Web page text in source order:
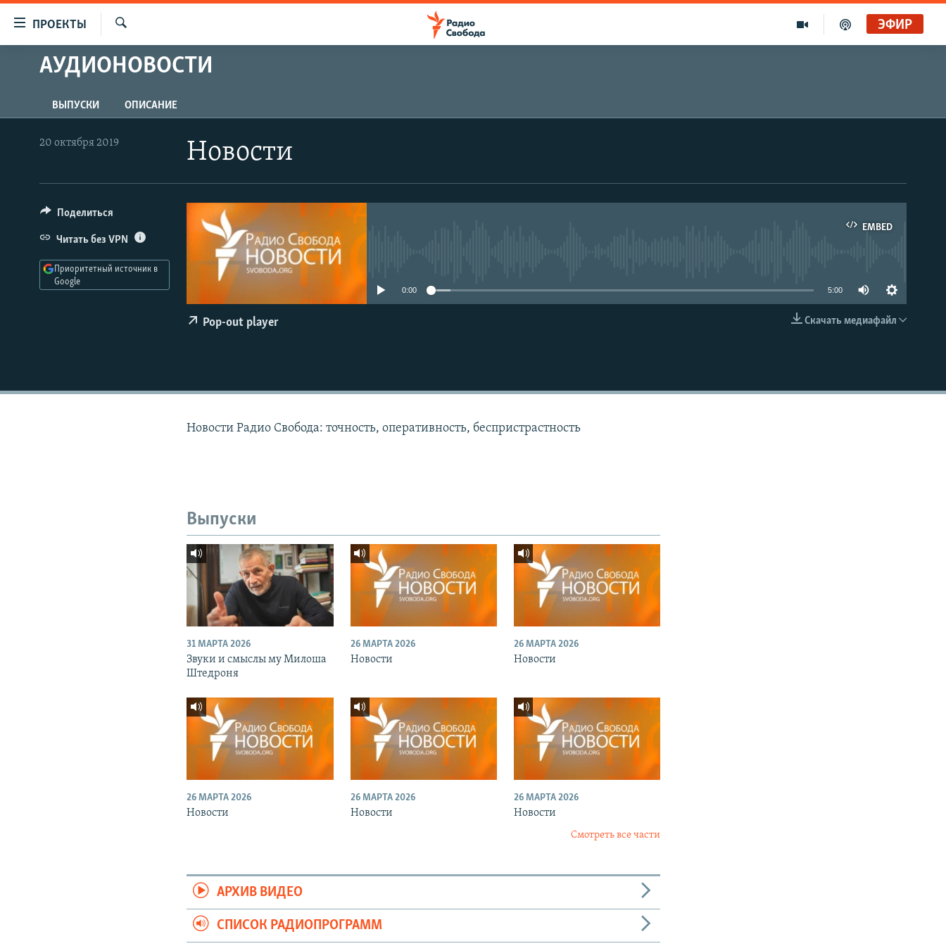
упрощенного
доступа
Вернуться
к
основному
главной
Вернутся
ПРОЕКТЫ
ПРОГРАММЫ
АВТОРСКИЕ ПРОЕКТЫ
ЦИТАТЫ СВОБОДЫ
IDEL.РЕАЛИИ
КАВКАЗ.РЕАЛИИ
СЕВЕР.РЕАЛИИ
СИБИРЬ.РЕАЛИИ
ЭФИР
АУДИОНОВОСТИ
ВЫПУСКИ ОПИСАНИЕ
Новости
20 октября 2019
EMBED
EMBED
0:00 5:00
Скачать медиафайл
Pop-out player
Поделиться
Читать без VPN
Приоритетный источник в
Google
Новости Радио Свобода: точность, оперативность, беспристрастность
Выпуски
31 МАРТА 2026
Звуки и смыслы му Милоша
Штедроня
26 МАРТА 2026
Новости
26 МАРТА 2026
Новости
26 МАРТА 2026
Новости
26 МАРТА 2026
Новости
26 МАРТА 2026
Новости
Смотреть все части
АРХИВ ВИДЕО
СПИСОК РАДИОПРОГРАММ